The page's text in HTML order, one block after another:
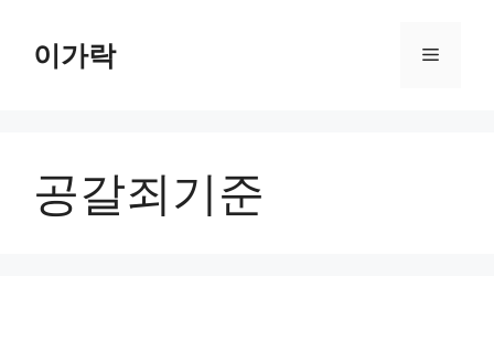
이가락 메
공갈죄기준